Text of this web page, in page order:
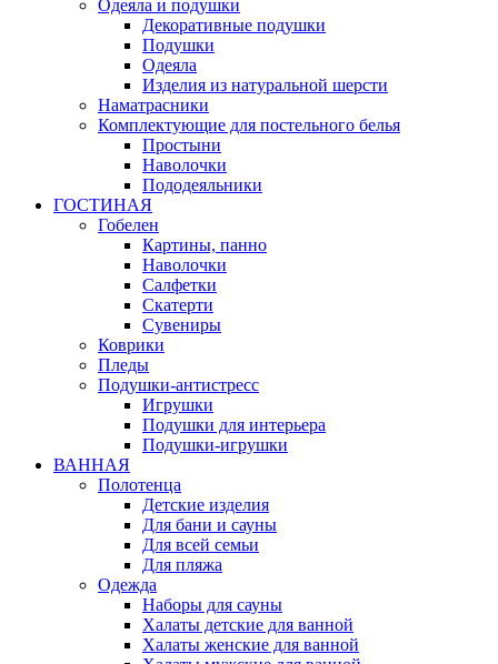
Одеяла и подушки
Декоративные подушки
Подушки
Одеяла
Изделия из натуральной шерсти
Наматраcники
Комплектующие для постельного белья
Простыни
Наволочки
Пододеяльники
ГОСТИНАЯ
Гобелен
Картины, панно
Наволочки
Салфетки
Скатерти
Сувениры
Коврики
Пледы
Подушки-антистресс
Игрушки
Подушки для интерьера
Подушки-игрушки
ВАННАЯ
Полотенца
Детские изделия
Для бани и сауны
Для всей семьи
Для пляжа
Одежда
Наборы для сауны
Халаты детские для ванной
Халаты женские для ванной